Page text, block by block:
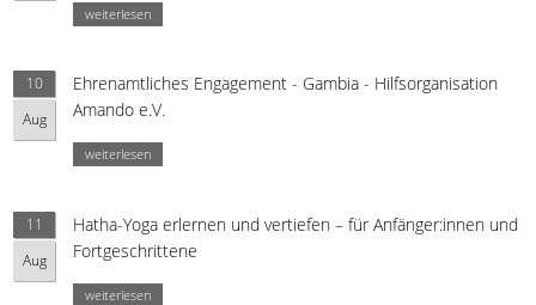
weiterlesen
10
Aug
Ehrenamtliches Engagement - Gambia - Hilfsorganisation
Amando e.V.
weiterlesen
11
Aug
Hatha-Yoga erlernen und vertiefen – für Anfänger:innen und
Fortgeschrittene
weiterlesen